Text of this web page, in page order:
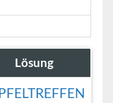
Lösung